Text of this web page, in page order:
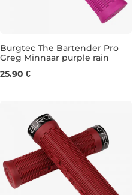
31,5 mm
Burgtec The Bartender Pro
Greg Minnaar purple rain
25.90 €